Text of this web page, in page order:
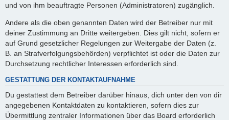
und von ihm beauftragte Personen (Administratoren) zugänglich.
Andere als die oben genannten Daten wird der Betreiber nur mit
deiner Zustimmung an Dritte weitergeben. Dies gilt nicht, sofern er
auf Grund gesetzlicher Regelungen zur Weitergabe der Daten (z.
B. an Strafverfolgungsbehörden) verpflichtet ist oder die Daten zur
Durchsetzung rechtlicher Interessen erforderlich sind.
GESTATTUNG DER KONTAKTAUFNAHME
Du gestattest dem Betreiber darüber hinaus, dich unter den von dir
angegebenen Kontaktdaten zu kontaktieren, sofern dies zur
Übermittlung zentraler Informationen über das Board erforderlich